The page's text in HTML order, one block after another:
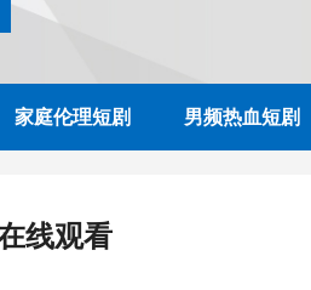
家庭伦理短剧 男频热血短剧
线观看